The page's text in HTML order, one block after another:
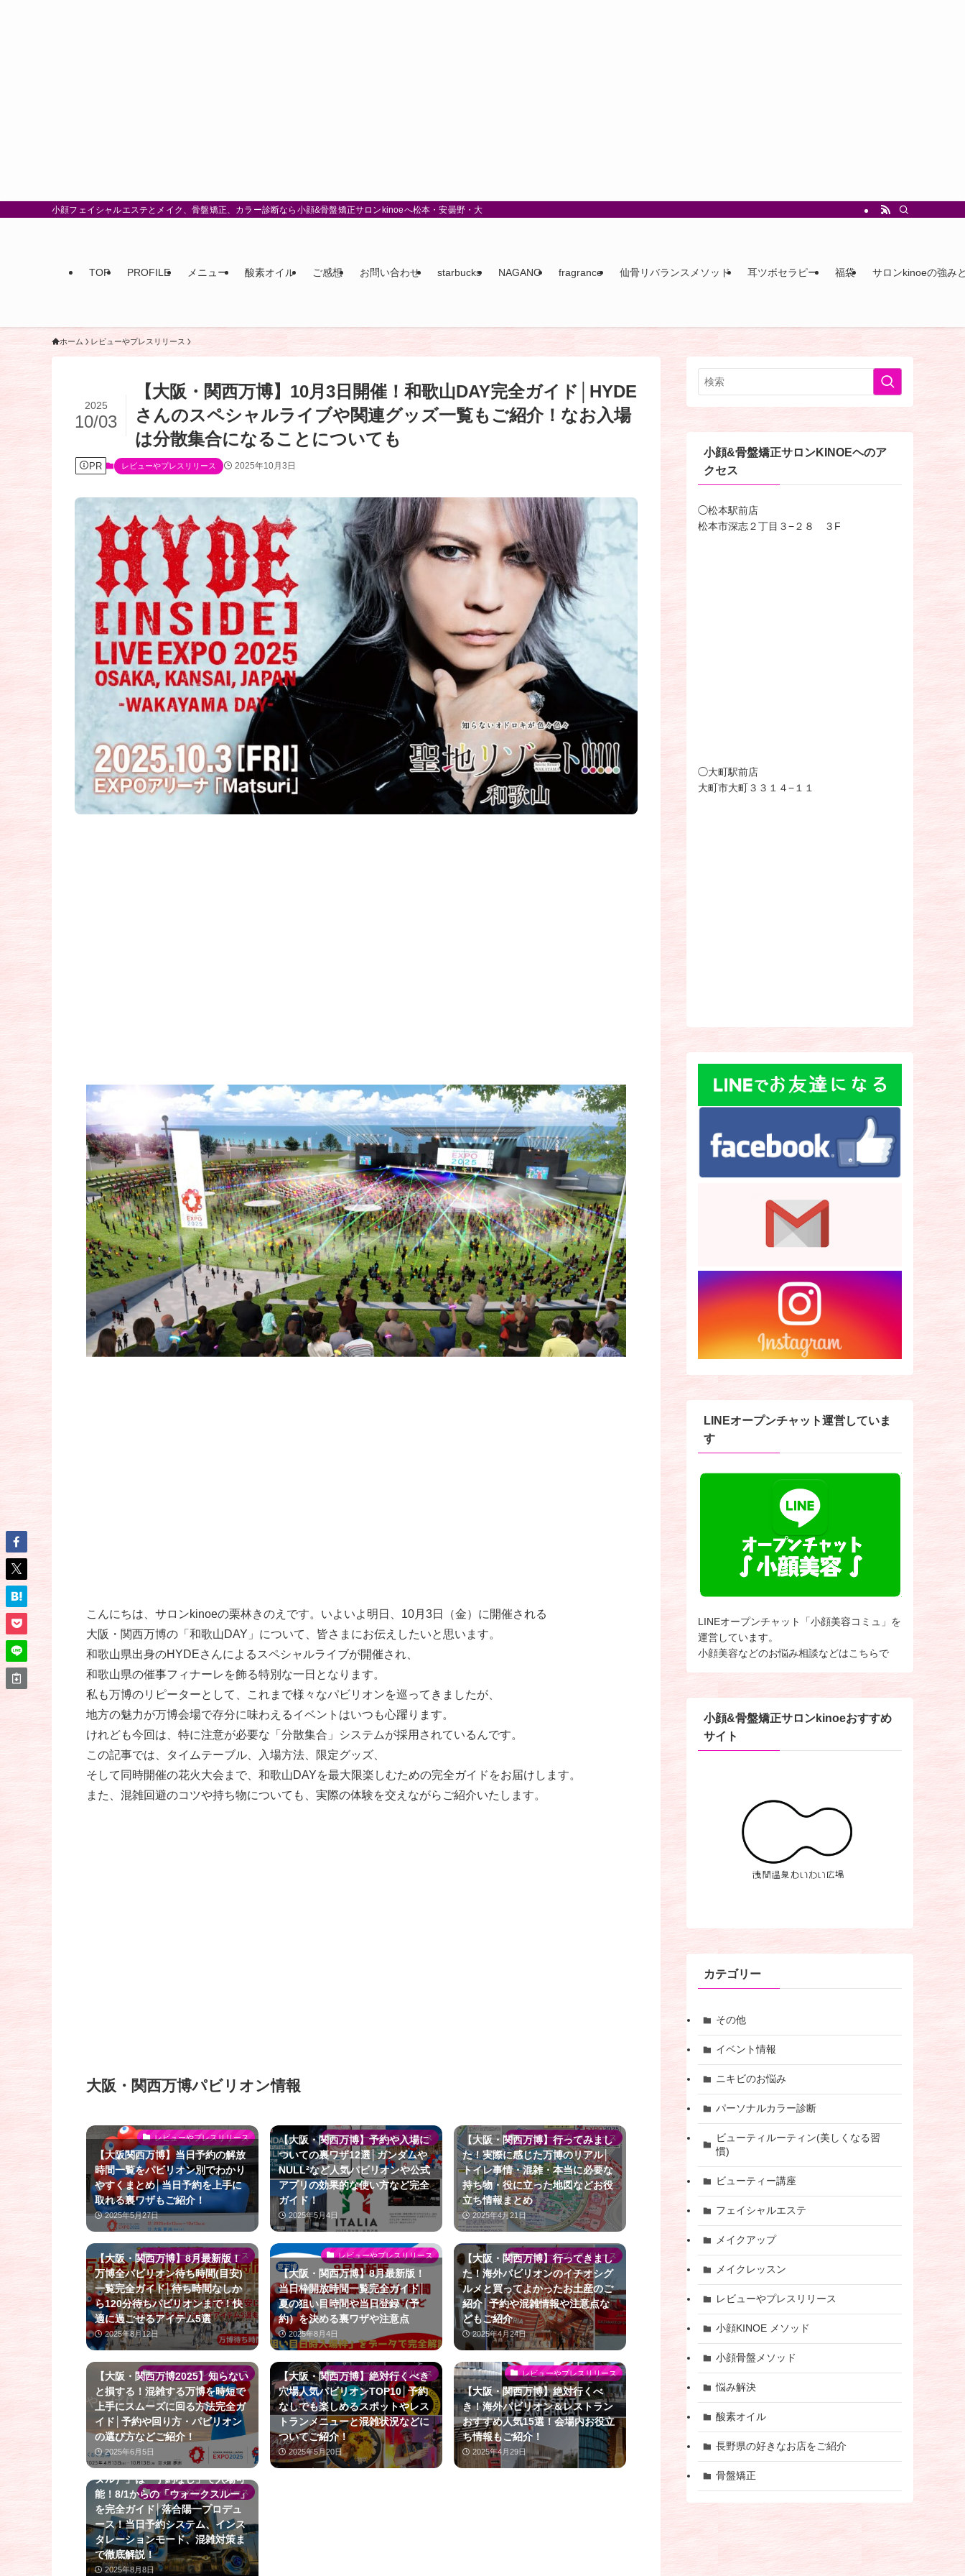
小顔フェイシャルエステとメイク、骨盤矯正、カラー診断なら小顔&骨盤矯正サロンkinoeへ松本・安曇野・大町
TOP PROFILE メニュー 酸素オイル ご感想 お問い合わせ starbucks NAGANO fragrance 仙骨リバランスメソッド 耳ツボセラピー 福袋 サロンkinoeの強み
ホーム レビューやプレスリリース
【大阪・関西万博】10月3日開催！和歌山DAY完全ガイド│HYDE
さんのスペシャルライブや関連グッズ一覧もご紹介！なお入場
は分散集合になることについても
2025
10/03
PR レビューやプレスリリース 2025年10月3日
こんにちは、サロンkinoeの栗林きのえです。いよいよ明日、10月3日（金）に開催される
大阪・関西万博の「和歌山DAY」について、皆さまにお伝えしたいと思います。
和歌山県出身のHYDEさんによるスペシャルライブが開催され、
和歌山県の催事フィナーレを飾る特別な一日となります。
私も万博のリピーターとして、これまで様々なパビリオンを巡ってきましたが、
地方の魅力が万博会場で存分に味わえるイベントはいつも心躍ります。
けれども今回は、特に注意が必要な「分散集合」システムが採用されているんです。
この記事では、タイムテーブル、入場方法、限定グッズ、
そして同時開催の花火大会まで、和歌山DAYを最大限楽しむための完全ガイドをお届けします。
また、混雑回避のコツや持ち物についても、実際の体験を交えながらご紹介いたします。
大阪・関西万博パビリオン情報
レビューやプレスリリース
【大阪関西万博】当日予約の解放
時間一覧をパビリオン別でわかり
やすくまとめ│当日予約を上手に
取れる裏ワザもご紹介！
2025年5月27日
レビューやプレスリリース
【大阪・関西万博】予約や入場に
ついての裏ワザ12選│ガンダムや
NULL²など人気パビリオンや公式
アプリの効果的な使い方など完全
ガイド！
2025年5月4日
レビューやプレスリリース
【大阪・関西万博】行ってみまし
た！実際に感じた万博のリアル│
トイレ事情・混雑・本当に必要な
持ち物・役に立った地図などお役
立ち情報まとめ
2025年4月21日
レビューやプレスリリース
【大阪・関西万博】8月最新版！
万博全パビリオン待ち時間(目安)
一覧完全ガイド│待ち時間なしか
ら120分待ちパビリオンまで！快
適に過ごせるアイテム5選
2025年8月12日
レビューやプレスリリース
【大阪・関西万博】8月最新版！
当日枠開放時間一覧完全ガイド│
夏の狙い目時間や当日登録（予
約）を決める裏ワザや注意点
2025年8月4日
レビューやプレスリリース
【大阪・関西万博】行ってきまし
た！海外パビリオンのイチオシグ
ルメと買ってよかったお土産のご
紹介│予約や混雑情報や注意点な
どもご紹介
2025年4月24日
レビューやプレスリリース
【大阪・関西万博2025】知らない
と損する！混雑する万博を時短で
上手にスムーズに回る方法完全ガ
イド│予約や回り方・パビリオン
の選び方などご紹介！
2025年6月5日
レビューやプレスリリース
【大阪・関西万博】絶対行くべき
穴場人気パビリオンTOP10│予約
なしでも楽しめるスポットやレス
トランメニューと混雑状況などに
ついてご紹介！
2025年5月20日
レビューやプレスリリース
【大阪・関西万博】絶対行くべ
き！海外パビリオン＆レストラン
おすすめ人気15選！会場内お役立
ち情報もご紹介！
2025年4月29日
レビューやプレスリリース
【大阪・関西万博】「null²（ヌル
ヌル）」は「予約なし」で入場可
能！8/1からの「ウォークスルー」
を完全ガイド│落合陽一プロデュ
ース！当日予約システム、インス
タレーションモード、混雑対策ま
で徹底解説！
2025年8月8日
小顔&骨盤矯正サロンKINOEヘのア
クセス
◯松本駅前店
松本市深志２丁目３−２８ ３F
◯大町駅前店
大町市大町３３１４−１１
LINEオープンチャット運営していま
す
LINEオープンチャット「小顔美容コミュ」を
運営しています。
小顔美容などのお悩み相談などはこちらで
小顔&骨盤矯正サロンkinoeおすすめ
サイト
カテゴリー
その他
イベント情報
ニキビのお悩み
パーソナルカラー診断
ビューティルーティン(美しくなる習
慣)
ビューティー講座
フェイシャルエステ
メイクアップ
メイクレッスン
レビューやプレスリリース
小顔KINOE メソッド
小顔骨盤メソッド
悩み解決
酸素オイル
長野県の好きなお店をご紹介
骨盤矯正